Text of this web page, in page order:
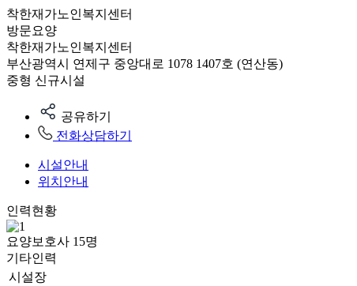
착한재가노인복지센터
방문요양
착한재가노인복지센터
부산광역시 연제구 중앙대로 1078 1407호 (연산동)
중형 신규시설
공유하기
전화상담하기
시설안내
위치안내
인력현황
요양보호사 15명
기타인력
시설장